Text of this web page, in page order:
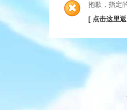
抱歉，指定
[ 点击这里